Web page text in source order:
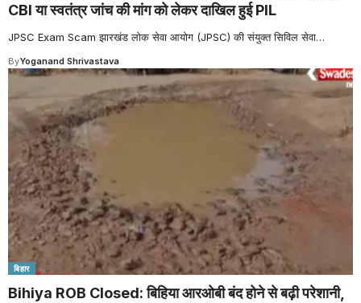
CBI या स्वतंत्र जांच की मांग को लेकर दाखिल हुई PIL
JPSC Exam Scam झारखंड लोक सेवा आयोग (JPSC) की संयुक्त सिविल सेवा…
ByYoganand Shrivastava
बिहार
Bihiya ROB Closed: बिहिया आरओबी बंद होने से बढ़ी परेशानी,